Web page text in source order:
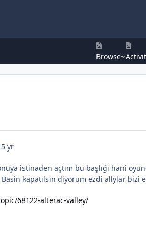
Browse
yr
istinaden açtım bu başlığı hani
kapatılsın diyorum ezdi allylar bizi
68122-alterac-valley/